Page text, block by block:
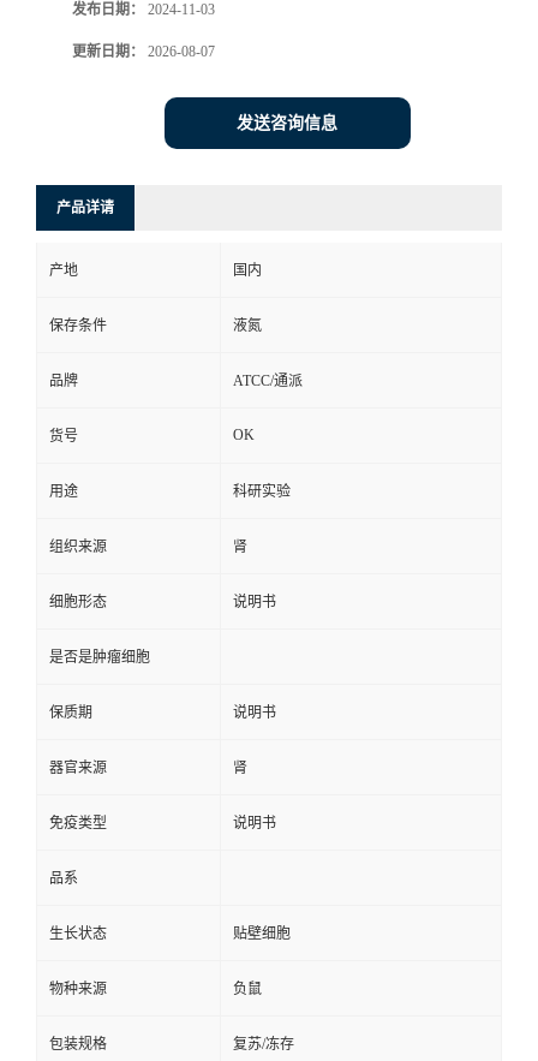
发布日期： 2024-11-03
更新日期： 2026-08-07
发送咨询信息
产品详请
产地 国内
保存条件 液氮
品牌 ATCC/通派
货号 OK
用途 科研实验
组织来源 肾
细胞形态 说明书
是否是肿瘤细胞
保质期 说明书
器官来源 肾
免疫类型 说明书
品系
生长状态 贴壁细胞
物种来源 负鼠
包装规格 复苏/冻存